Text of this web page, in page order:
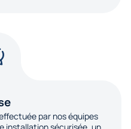
par nos équipes